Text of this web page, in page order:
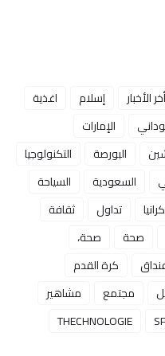
أخر الأخبار إسلام
اغذية
الإمارات
البورصة
التكنولوجيا
السعودية
السياحة
تداول
ثقافة
صحة
صحة،
كرة القدم
مجتمع
مشاهير
THECHNOLOGIE